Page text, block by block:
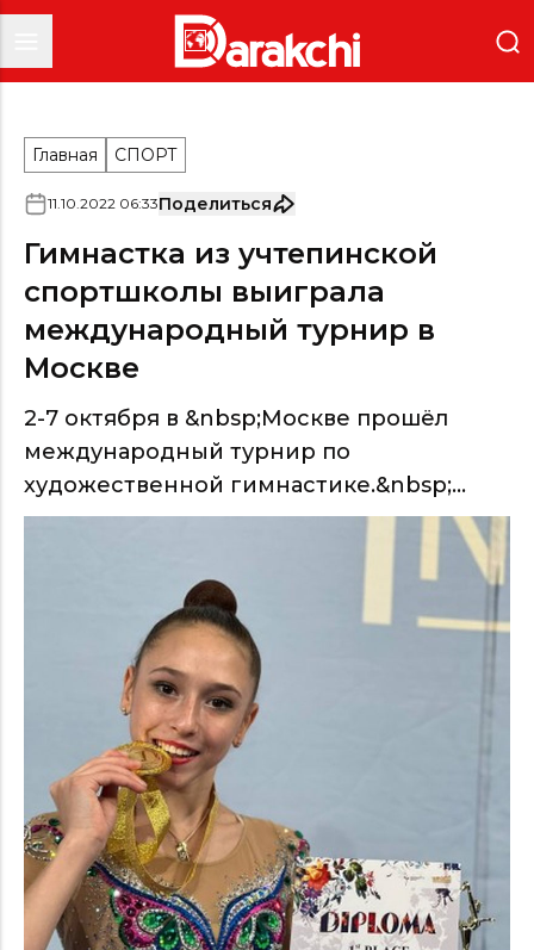
Главная СПОРТ
11.10.2022 06:33Поделиться
Гимнастка из учтепинской
спортшколы выиграла
международный турнир в
Москве
2-7 октября в &nbsp;Москве прошёл
международный турнир по
художественной гимнастике.&nbsp;...